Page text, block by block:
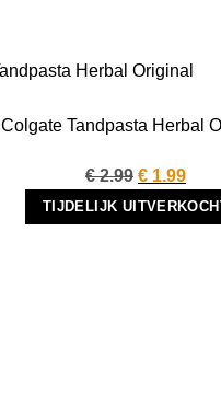
Colgate Tandpasta Herbal
€2.99
prijs
was:
€ 1.99
prijs
is:
TIJDELIJK